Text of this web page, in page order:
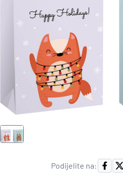
Podijelite na: